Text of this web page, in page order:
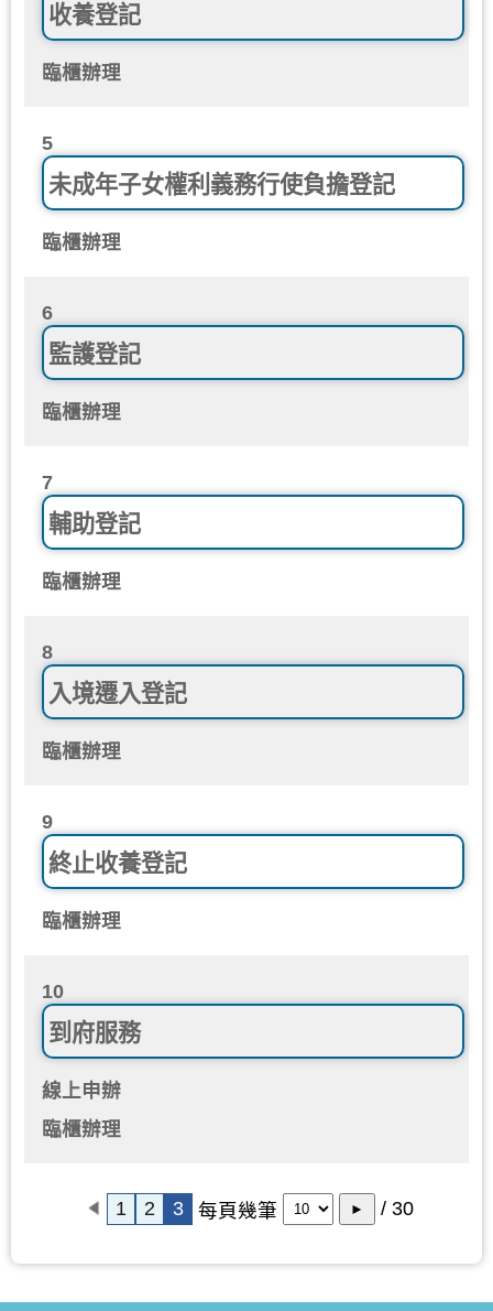
收養登記
臨櫃辦理
5
未成年子女權利義務行使負擔登記
臨櫃辦理
6
監護登記
臨櫃辦理
7
輔助登記
臨櫃辦理
8
入境遷入登記
臨櫃辦理
9
終止收養登記
臨櫃辦理
10
到府服務
線上申辦
臨櫃辦理
1 2 3 每頁幾筆 ► / 30